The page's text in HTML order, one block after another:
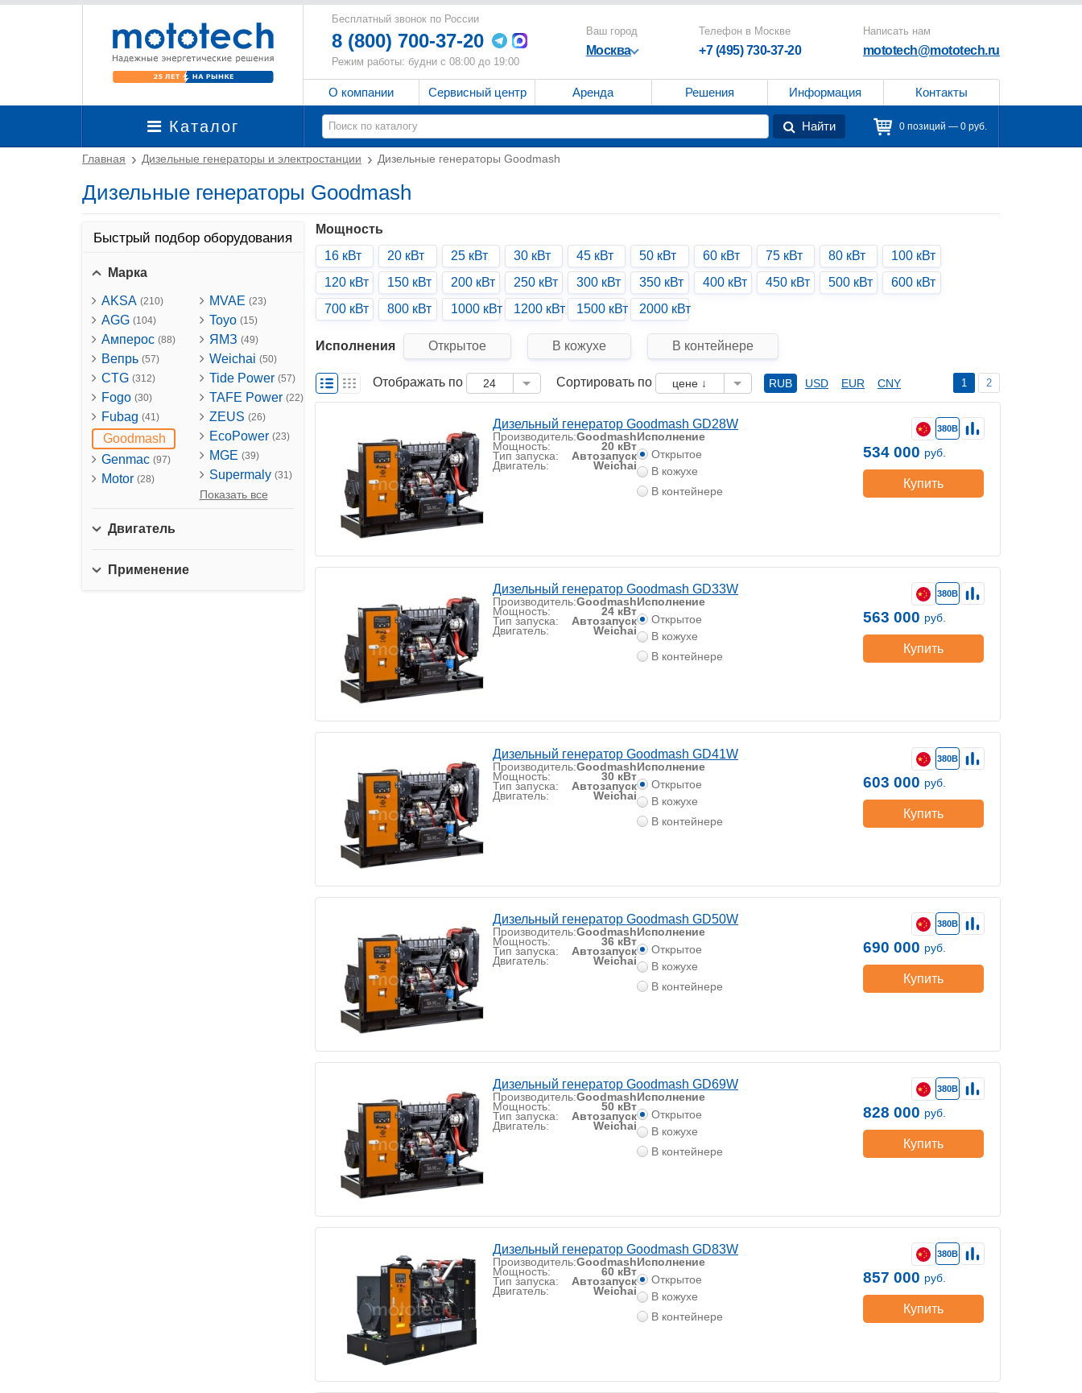
Бесплатный звонок по России
8 (800) 700-37-20
Режим работы: будни с 08:00 до 19:00
Ваш город
Москва
Телефон в Москве
+7 (495) 730-37-20
Написать нам
mototech@mototech.ru
О компании Сервисный центр Аренда Решения Информация Контакты
Каталог Найти 0 позиций — 0 руб.
Главная Дизельные генераторы и электростанции Дизельные генераторы Goodmash
Дизельные генераторы Goodmash
Быстрый подбор оборудования
Марка
AKSA (210)
AGG (104)
Амперос (88)
Вепрь (57)
CTG (312)
Fogo (30)
Fubag (41)
Goodmash
Genmac (97)
Motor (28)
MVAE (23)
Toyo (15)
ЯМЗ (49)
Weichai (50)
Tide Power (57)
TAFE Power (22)
ZEUS (26)
EcoPower (23)
MGE (39)
Supermaly (31)
Показать все
Двигатель
Применение
Мощность
16 кВт
20 кВт 25 кВт 30 кВт 45 кВт 50 кВт 60 кВт 75 кВт 80 кВт
100 кВт
120 кВт
150 кВт 200 кВт 250 кВт 300 кВт 350 кВт 400 кВт 450 кВт 500 кВт
600 кВт
700 кВт
800 кВт 1000 кВт 1200 кВт 1500 кВт 2000 кВт
Исполнения Открытое В кожухе В контейнере
Отображать по 24 Сортировать по цене ↓ RUB USD EUR CNY 1 2
Дизельный генератор Goodmash GD28W
Производитель:Goodmash
Мощность: 20 кВт
Тип запуска: Автозапуск
Двигатель: Weichai
Исполнение
Открытое
В кожухе
В контейнере
380В
534 000 руб.
Купить
Дизельный генератор Goodmash GD33W
Производитель:Goodmash
Мощность: 24 кВт
Тип запуска: Автозапуск
Двигатель: Weichai
Исполнение
Открытое
В кожухе
В контейнере
380В
563 000 руб.
Купить
Дизельный генератор Goodmash GD41W
Производитель:Goodmash
Мощность: 30 кВт
Тип запуска: Автозапуск
Двигатель: Weichai
Исполнение
Открытое
В кожухе
В контейнере
380В
603 000 руб.
Купить
Дизельный генератор Goodmash GD50W
Производитель:Goodmash
Мощность: 36 кВт
Тип запуска: Автозапуск
Двигатель: Weichai
Исполнение
Открытое
В кожухе
В контейнере
380В
690 000 руб.
Купить
Дизельный генератор Goodmash GD69W
Производитель:Goodmash
Мощность: 50 кВт
Тип запуска: Автозапуск
Двигатель: Weichai
Исполнение
Открытое
В кожухе
В контейнере
380В
828 000 руб.
Купить
Дизельный генератор Goodmash GD83W
Производитель:Goodmash
Мощность: 60 кВт
Тип запуска: Автозапуск
Двигатель: Weichai
Исполнение
Открытое
В кожухе
В контейнере
380В
857 000 руб.
Купить